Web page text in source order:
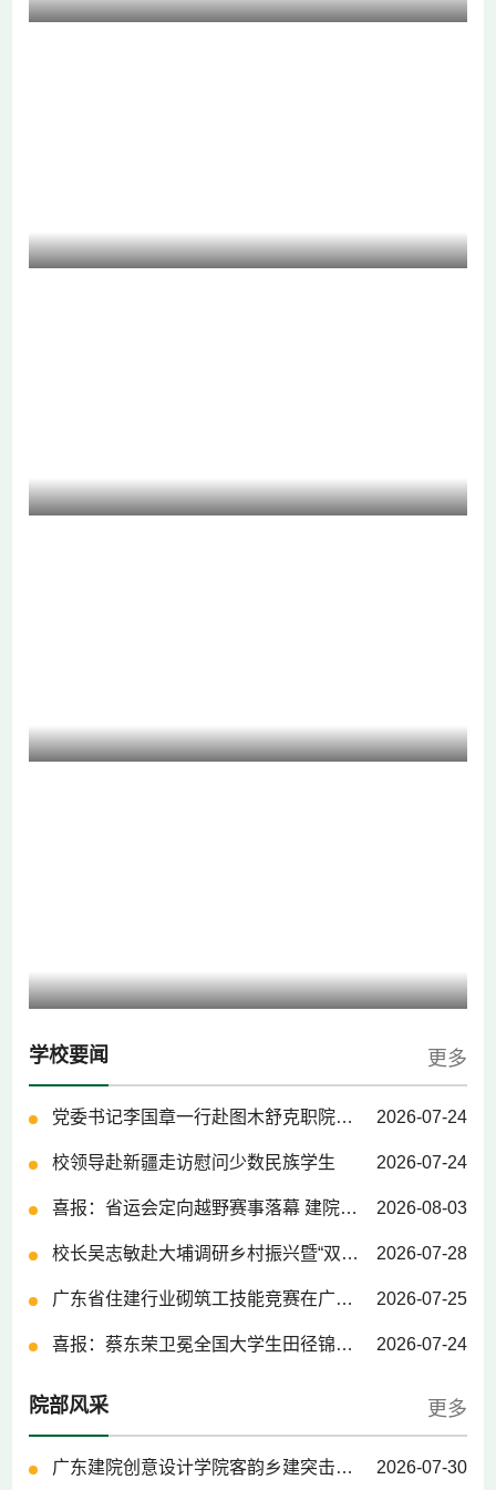
学校要闻 更多
2026-07-24
党委书记李国章一行赴图木舒克职院调研交流
2026-07-24
校领导赴新疆走访慰问少数民族学生
2026-08-03
喜报：省运会定向越野赛事落幕 建院学子斩获佳绩
2026-07-28
校长吴志敏赴大埔调研乡村振兴暨“双百行动”工作
2026-07-25
广东省住建行业砌筑工技能竞赛在广东建院举办
2026-07-24
喜报：蔡东荣卫冕全国大学生田径锦标赛男子乙组400 米冠军
院部风采 更多
2026-07-30
广东建院创意设计学院客韵乡建突击队赴大埔县开展乡村庭院专项调研实践